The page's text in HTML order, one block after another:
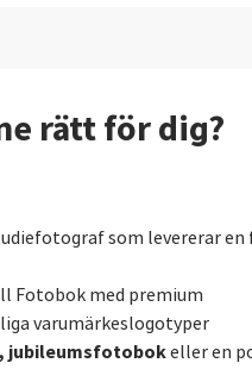
rätt för dig?
som levererar en
Fotobok med premium
varumärkeslogotyper
jubileumsfotobokeller en